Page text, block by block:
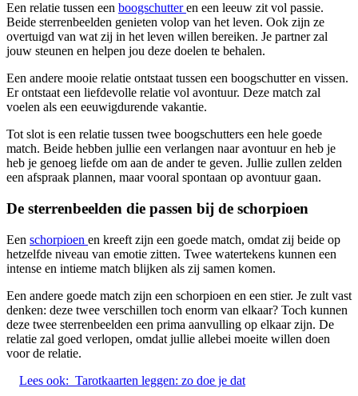
Een relatie tussen een boogschutteren een leeuw zit vol passie.
Beide sterrenbeelden genieten volop van het leven. Ook zijn ze
overtuigd van wat zij in het leven willen bereiken. Je partner zal
jouw steunen en helpen jou deze doelen te behalen.
Een andere mooie relatie ontstaat tussen een boogschutter en vissen.
Er ontstaat een liefdevolle relatie vol avontuur. Deze match zal
voelen als een eeuwigdurende vakantie.
Tot slot is een relatie tussen twee boogschutters een hele goede
match. Beide hebben jullie een verlangen naar avontuur en heb je
heb je genoeg liefde om aan de ander te geven. Jullie zullen zelden
een afspraak plannen, maar vooral spontaan op avontuur gaan.
De sterrenbeelden die passen bij de schorpioen
Een schorpioen en kreeft zijn een goede match, omdat zij beide op
hetzelfde niveau van emotie zitten. Twee watertekens kunnen een
intense en intieme match blijken als zij samen komen.
Een andere goede match zijn een schorpioen en een stier. Je zult vast
denken: deze twee verschillen toch enorm van elkaar? Toch kunnen
deze twee sterrenbeelden een prima aanvulling op elkaar zijn. De
relatie zal goed verlopen, omdat jullie allebei moeite willen doen
voor de relatie.
Lees ook: Tarotkaarten leggen: zo doe je dat